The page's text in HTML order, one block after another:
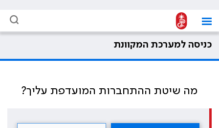
כניסה למערכת המקוונת
מה שיטת ההתחברות המועדפת עליך?